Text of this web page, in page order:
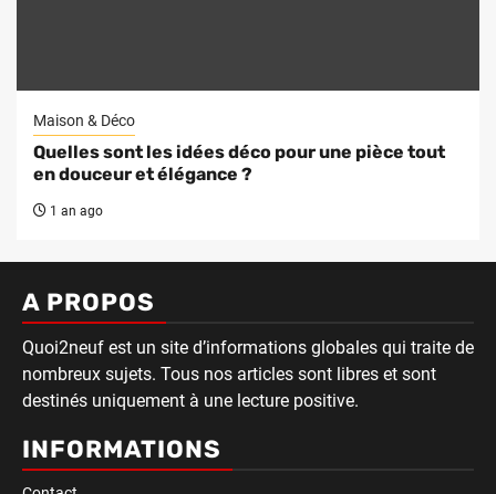
Maison & Déco
Quelles sont les idées déco pour une pièce tout
en douceur et élégance ?
1 an ago
A PROPOS
Quoi2neuf est un site d’informations globales qui traite de
nombreux sujets. Tous nos articles sont libres et sont
destinés uniquement à une lecture positive.
INFORMATIONS